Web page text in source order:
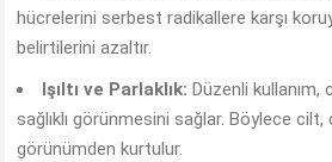
hücrelerini serbest radikallere karşı
belirtilerini azaltır.
Işıltı ve Parlaklık: Düzenli kullanım,
sağlıklı görünmesini sağlar. Böylece
görünümden kurtulur.